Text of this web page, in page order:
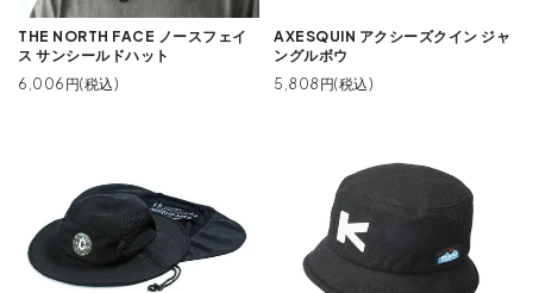
THE NORTH FACE ノースフェイ
ス サンシールドハット
6,006円(税込)
AXESQUIN アクシーズクイン ジャ
ングルボウ
5,808円(税込)